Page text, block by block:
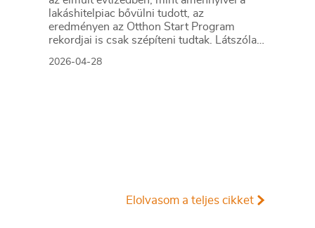
lakáshitelpiac bővülni tudott, az
eredményen az Otthon Start Program
rekordjai is csak szépíteni tudtak. Látszólag
azonban nem ennyire egyszerű, vannak
2026-04-28
Elolvasom a teljes cikket